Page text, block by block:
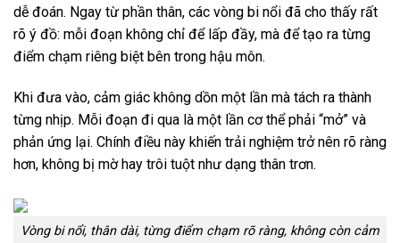
dễ đoán. Ngay từ phần thân, các vòng bi nổi đã cho thấy rất
rõ ý đồ: mỗi đoạn không chỉ để lấp đầy, mà để tạo ra từng
điểm chạm riêng biệt bên trong hậu môn.
Khi đưa vào, cảm giác không dồn một lần mà tách ra thành
từng nhịp. Mỗi đoạn đi qua là một lần cơ thể phải “mở” và
phản ứng lại. Chính điều này khiến trải nghiệm trở nên rõ ràng
hơn, không bị mờ hay trôi tuột như dạng thân trơn.
Vòng bi nổi, thân dài, từng điểm chạm rõ ràng, không còn cảm